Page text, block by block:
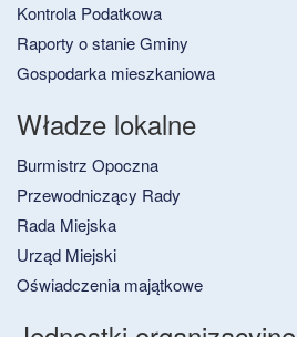
Kontrola Podatkowa
Raporty o stanie Gminy
Gospodarka mieszkaniowa
Władze lokalne
Burmistrz Opoczna
Przewodniczący Rady
Rada Miejska
Urząd Miejski
Oświadczenia majątkowe